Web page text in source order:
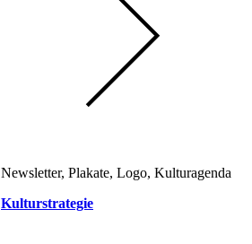
Newsletter, Plakate, Logo, Kulturagenda
Kulturstrategie